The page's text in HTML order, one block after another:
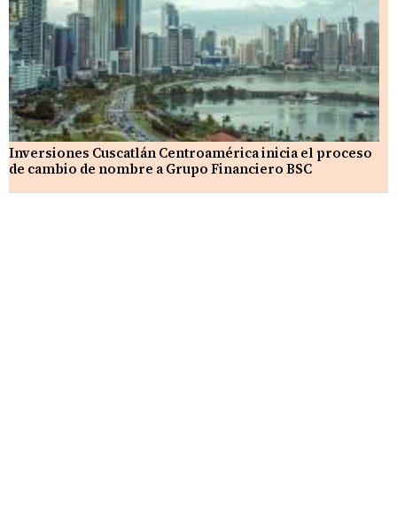
Inversiones Cuscatlán Centroamérica inicia el proceso
de cambio de nombre a Grupo Financiero BSC